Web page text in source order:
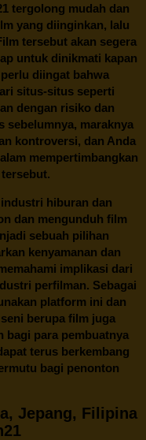
tergolong mudah dan
yang diinginkan, lalu
tersebut akan segera
untuk dinikmati kapan
diingat bahwa
situs-situs seperti
dengan risiko dan
sebelumnya, maraknya
kontroversi, dan Anda
mempertimbangkan
hiburan dan
dan mengunduh film
sebuah pilihan
kenyamanan dan
implikasi dari
perfilman. Sebagai
platform ini dan
berupa film juga
bagi para pembuatnya
terus berkembang
bagi penonton
Jepang, Filipina